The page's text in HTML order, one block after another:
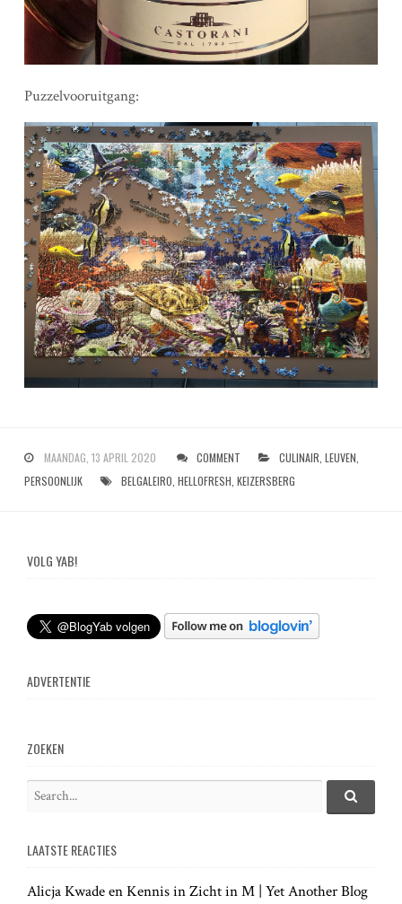
Puzzelvooruitgang:
MAANDAG, 13 APRIL 2020 COMMENT CULINAIR LEUVEN
PERSOONLIJK
BELGALEIRO HELLOFRESH KEIZERSBERG
VOLG YAB!
ADVERTENTIE
ZOEKEN
r
h
h
LAATSTE REACTIES
Alicja Kwade en Kennis in Zicht in M | Yet Another Blog